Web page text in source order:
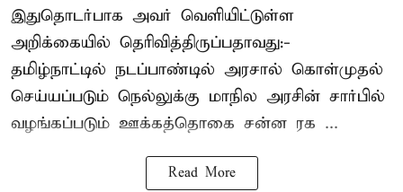
இதுதொடர்பாக அவர் வெளியிட்டுள்ள
அறிக்கையில் தெரிவித்திருப்பதாவது:-
தமிழ்நாட்டில் நடப்பாண்டில் அரசால் கொள்முதல்
செய்யப்படும் நெல்லுக்கு மாநில அரசின் சார்பில்
வழங்கப்படும் ஊக்கத்தொகை சன்ன ரக ...
Read More